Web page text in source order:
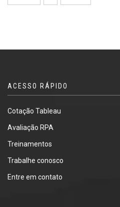
ACESSO RÁPIDO
Cotação Tableau
Avaliação RPA
Treinamentos
Trabalhe conosco
Entre em contato